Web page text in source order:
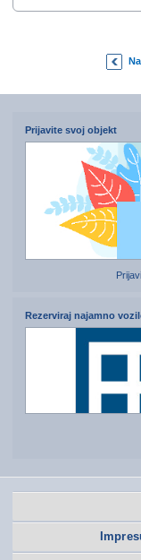
Prijavite svoj objekt
Rezerviraj najamno